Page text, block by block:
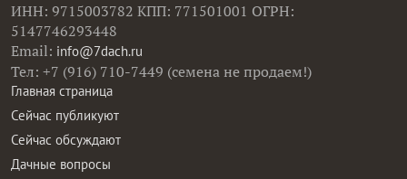
ИНН: 9715003782 КПП: 771501001 ОГРН:
5147746293448
Email: info@7dach.ru
Тел: +7 (916) 710-7449 (семена не продаем!)
Главная страница
Сейчас публикуют
Сейчас обсуждают
Дачные вопросы